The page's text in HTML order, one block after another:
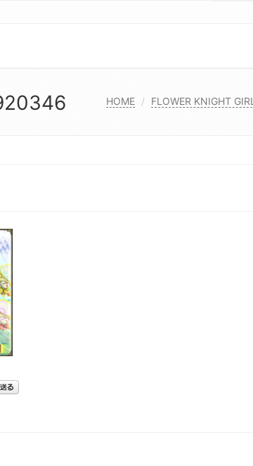
HOME FLOWER KNIGHT GIRL